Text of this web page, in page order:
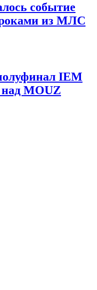
событие
из МЛС
IEM
над MOUZ